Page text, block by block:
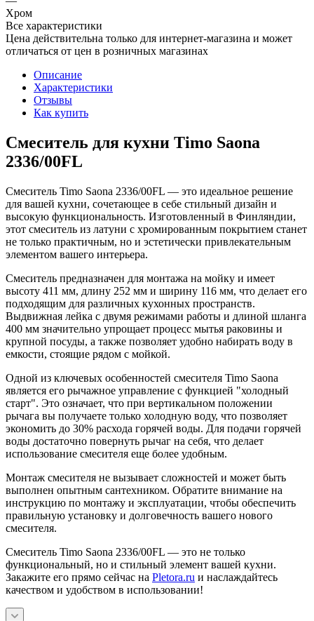
Хром
Все характеристики
Цена действительна только для интернет-магазина и может
отличаться от цен в розничных магазинах
Описание
Характеристики
Отзывы
Как купить
Смеситель для кухни Timo Saona
2336/00FL
Смеситель Timo Saona 2336/00FL — это идеальное решение
для вашей кухни, сочетающее в себе стильный дизайн и
высокую функциональность. Изготовленный в Финляндии,
этот смеситель из латуни с хромированным покрытием станет
не только практичным, но и эстетически привлекательным
элементом вашего интерьера.
Смеситель предназначен для монтажа на мойку и имеет
высоту 411 мм, длину 252 мм и ширину 116 мм, что делает его
подходящим для различных кухонных пространств.
Выдвижная лейка с двумя режимами работы и длиной шланга
400 мм значительно упрощает процесс мытья раковины и
крупной посуды, а также позволяет удобно набирать воду в
емкости, стоящие рядом с мойкой.
Одной из ключевых особенностей смесителя Timo Saona
является его рычажное управление с функцией "холодный
старт". Это означает, что при вертикальном положении
рычага вы получаете только холодную воду, что позволяет
экономить до 30% расхода горячей воды. Для подачи горячей
воды достаточно повернуть рычаг на себя, что делает
использование смесителя еще более удобным.
Монтаж смесителя не вызывает сложностей и может быть
выполнен опытным сантехником. Обратите внимание на
инструкцию по монтажу и эксплуатации, чтобы обеспечить
правильную установку и долговечность вашего нового
смесителя.
Смеситель Timo Saona 2336/00FL — это не только
функциональный, но и стильный элемент вашей кухни.
Закажите его прямо сейчас на Pletora.ru и наслаждайтесь
качеством и удобством в использовании!